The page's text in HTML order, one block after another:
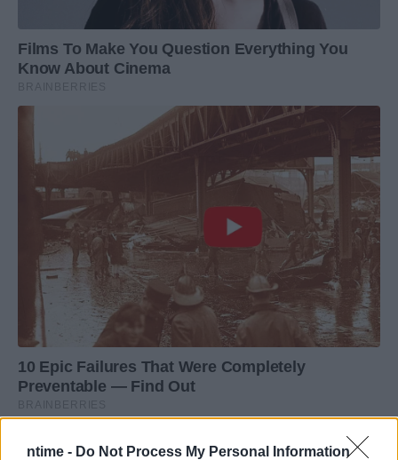
ntime - Do Not Process My Personal Information